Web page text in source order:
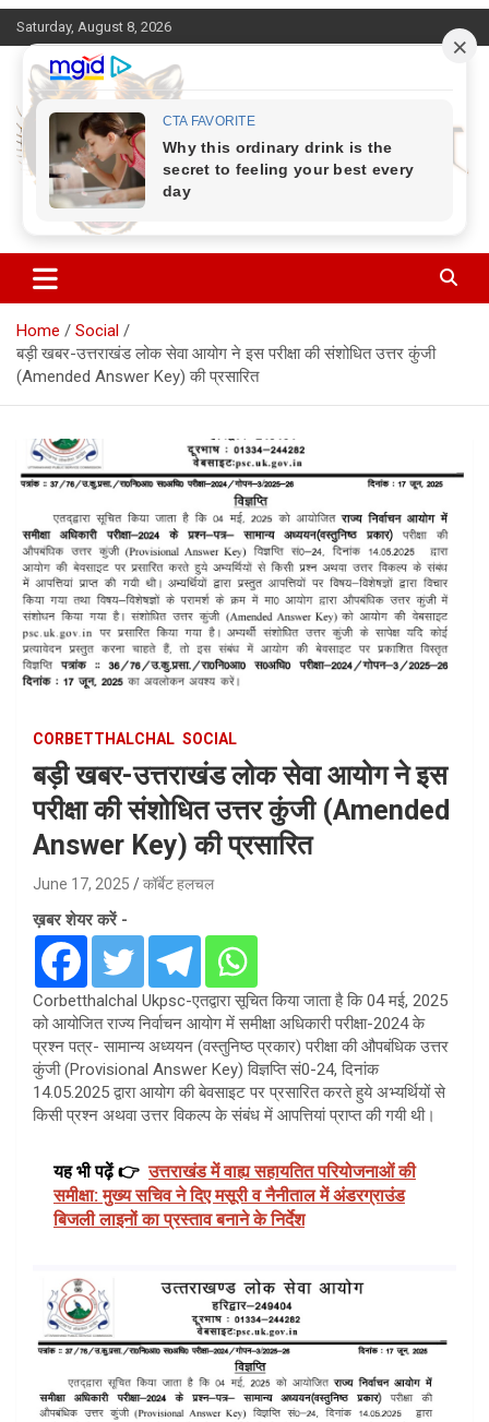
Skip
to
content
Saturday, August 8, 2026
Corbett Halchal (कॉर्बेट हलचल)
Home
Social
बड़ी खबर-उत्तराखंड लोक सेवा आयोग ने इस परीक्षा की संशोधित उत्तर कुंजी
(Amended Answer Key) की प्रसारित
CORBETTHALCHAL SOCIAL
बड़ी खबर-उत्तराखंड लोक सेवा आयोग ने इस
परीक्षा की संशोधित उत्तर कुंजी (Amended
Answer Key) की प्रसारित
June 17, 2025 कॉर्बेट हलचल
ख़बर शेयर करें -
Corbetthalchal Ukpsc-एतद्वारा सूचित किया जाता है कि 04 मई, 2025
को आयोजित राज्य निर्वाचन आयोग में समीक्षा अधिकारी परीक्षा-2024 के
प्रश्न पत्र- सामान्य अध्ययन (वस्तुनिष्ठ प्रकार) परीक्षा की औपबंधिक उत्तर
कुंजी (Provisional Answer Key) विज्ञप्ति सं0-24, दिनांक
14.05.2025 द्वारा आयोग की बेवसाइट पर प्रसारित करते हुये अभ्यर्थियों से
किसी प्रश्न अथवा उत्तर विकल्प के संबंध में आपत्तियां प्राप्त की गयी थी।
यह भी पढ़ें 👉 उत्तराखंड में वाह्य सहायतित परियोजनाओं की
समीक्षा: मुख्य सचिव ने दिए मसूरी व नैनीताल में अंडरग्राउंड
बिजली लाइनों का प्रस्ताव बनाने के निर्देश